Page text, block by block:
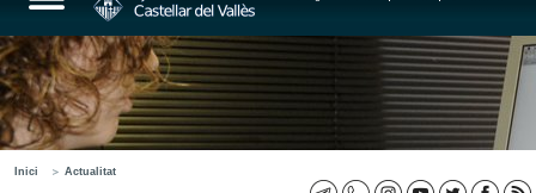
Inici Actualitat